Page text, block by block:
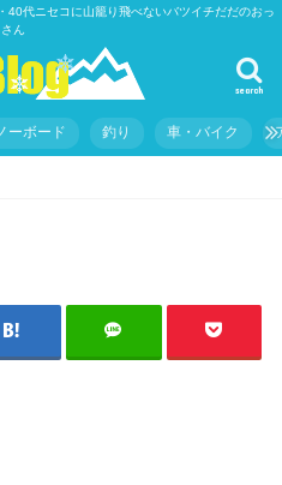
代ニセコに山籠り飛べないバツイチだだのおっ
さん
search
ーボード 釣り 車・バイク